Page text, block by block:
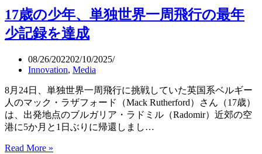
航
空
便
（オ
ー
ク
ー
諸
島）
コ
ン
ト
ス
ト
が
楽
し
い
17歳の少年、単独世界一周飛行の最年
少記録を達成
08/26/202202/10/2025
Innovation, Media
8月24日、単独世界一周飛行に挑戦していた英国系ベルギー
人のマック・ラザフォード（Mack Rutherford）さん（17歳）
は、出発地点のブルガリア・ラドミル（Radomir）近郊の空
港に5か月と1日ぶりに帰還しまし…
Read More »